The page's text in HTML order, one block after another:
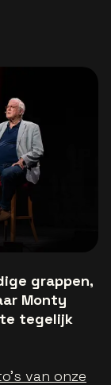
grappen,
Monty
tegelijk
van onze